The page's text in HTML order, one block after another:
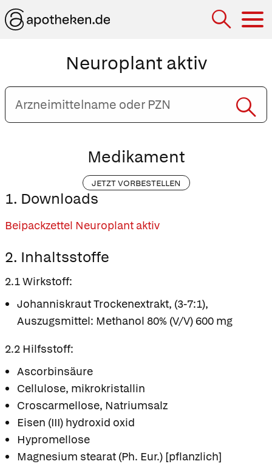
Neuroplant aktiv
Arzneimittelname
oder
PZN
Medikament
JETZT VORBESTELLEN
1. Downloads
Beipackzettel Neuroplant aktiv
2. Inhaltsstoffe
2.1 Wirkstoff:
Johanniskraut Trockenextrakt, (3-7:1),
Auszugsmittel: Methanol 80% (V/V) 600 mg
2.2 Hilfsstoff:
Ascorbinsäure
Cellulose, mikrokristallin
Croscarmellose, Natriumsalz
Eisen (III) hydroxid oxid
Hypromellose
Magnesium stearat (Ph. Eur.) [pflanzlich]